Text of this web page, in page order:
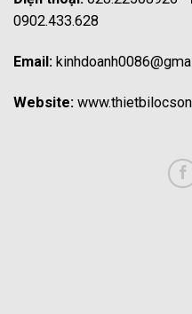
0902.433.628
Email:
Website: